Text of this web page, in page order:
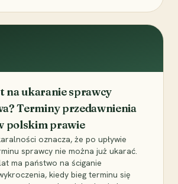
na ukaranie sprawcy
Terminy przedawnienia
polskim prawie
oznacza, że po upływie
sprawcy nie można już ukarać.
ma państwo na ściganie
kiedy bieg terminu się